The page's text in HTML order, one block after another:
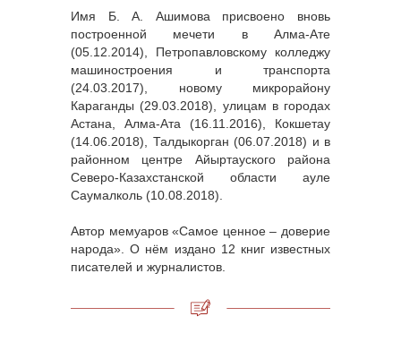
Имя Б. А. Ашимова присвоено вновь
построенной мечети в Алма-Ате
(05.12.2014), Петропавловскому колледжу
машиностроения и транспорта
(24.03.2017), новому микрорайону
Караганды (29.03.2018), улицам в городах
Астана, Алма-Ата (16.11.2016), Кокшетау
(14.06.2018), Талдыкорган (06.07.2018) и в
районном центре Айыртауского района
Северо-Казахстанской области ауле
Саумалколь (10.08.2018).
Автор мемуаров «Самое ценное – доверие
народа». О нём издано 12 книг известных
писателей и журналистов.